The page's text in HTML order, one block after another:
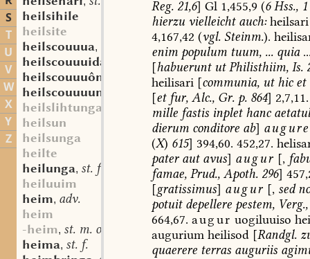
S
T
U
V
W
X
Y
Z
heilsihile
heilsite
heilscouuua,
heilscouuuida
heilscouuuôn
heilscouuuunga
heilslihtunga
heilsun
heilsunga
heilte
heilunga, st. f.
heiluuim
heim, adv.
heim
-heim, st. m. oder n.
heima, st. f.
Reg.21,6] Gl1,455,9 (6Hss.,1
hierzuvielleichtauch:heilsari
4,167,42 (vgl. Steinm.).
enimpopulumtuum,...quia
[habueruntutPhilisthiim,Is.
heilisari[communia,uthicet
[etfur,Alc.,Gr. p.864] 2,7,11.
millefastisinplethanc
dierumconditoreab] augure
(X) 615] 394,60. 452,27.
paterautavus] augur [,
famae,Prud.,Apoth.296]
[gratissimus] augur [, sed
potuitdepellerepestem,Verg.,
664,67. augur uogiluuiso
auguriumheilisod[Randgl.
quaerereterrasauguriis